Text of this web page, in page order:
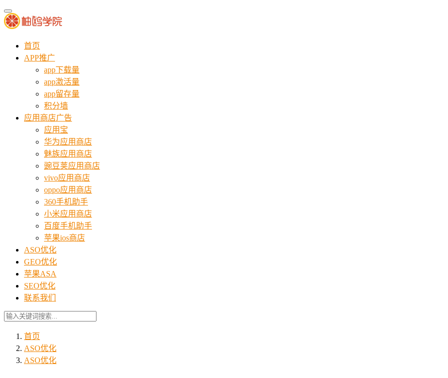
首页
APP推广
app下载量
app激活量
app留存量
积分墙
应用商店广告
应用宝
华为应用商店
魅族应用商店
豌豆荚应用商店
vivo应用商店
oppo应用商店
360手机助手
小米应用商店
百度手机助手
苹果ios商店
ASO优化
GEO优化
苹果ASA
SEO优化
联系我们
首页
ASO优化
ASO优化